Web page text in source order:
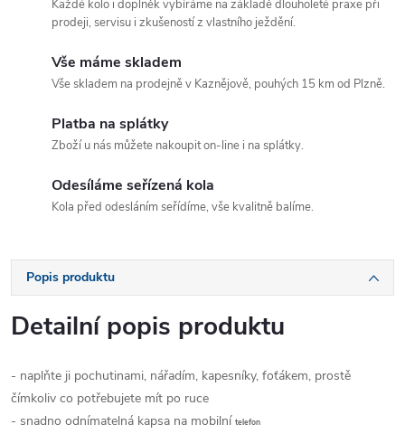
Každé kolo i doplněk vybíráme na základě dlouholeté praxe při
prodeji, servisu i zkušeností z vlastního ježdění.
Vše máme skladem
Vše skladem na prodejně v Kaznějově, pouhých 15 km od Plzně.
Platba na splátky
Zboží u nás můžete nakoupit on-line i na splátky.
Odesíláme seřízená kola
Kola před odesláním seřídíme, vše kvalitně balíme.
Popis produktu
Detailní popis produktu
- naplňte ji pochutinami, nářadím, kapesníky, foťákem, prostě
čímkoliv co potřebujete mít po ruce
- snadno odnímatelná kapsa na mobilní telefon